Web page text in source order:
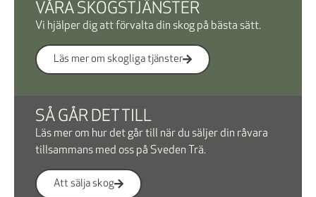
VÅRA SKOGSTJÄNSTER
Vi hjälper dig att förvalta din skog på bästa sätt.
Läs mer om skogliga tjänster
SÅ GÅR DET TILL
Läs mer om hur det går till när du säljer din råvara
tillsammans med oss på Sveden Trä.
Att sälja skog